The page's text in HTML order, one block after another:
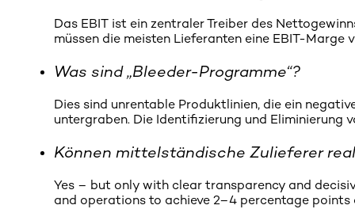
Das EBIT ist ein zentraler Treiber des
müssen die meisten Lieferanten eine EBIT-
Was sind „Bleeder-Programme“?
Dies sind unrentable Produktlinien, die ein
untergraben. Die Identifizierung und Eliminierung
Können mittelständische Zulieferer
Yes – but only with clear transparency and
and operations to achieve 2–4 percentage